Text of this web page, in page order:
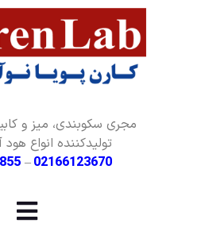
مجری سکوبندی، میز و
تولیدکننده انواع
02166123670
–